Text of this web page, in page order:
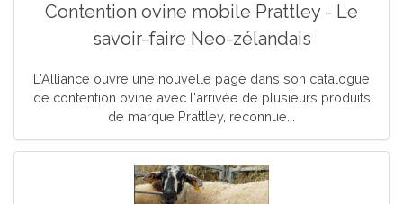
Contention ovine mobile Prattley - Le
savoir-faire Neo-zélandais
L'Alliance ouvre une nouvelle page dans son catalogue
de contention ovine avec l'arrivée de plusieurs produits
de marque Prattley, reconnue...